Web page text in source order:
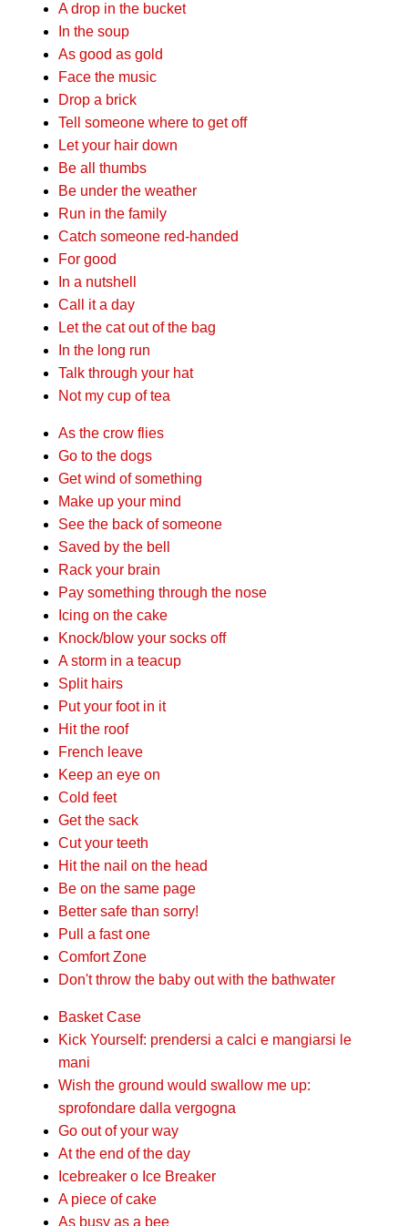
A drop in the bucket
In the soup
As good as gold
Face the music
Drop a brick
Tell someone where to get off
Let your hair down
Be all thumbs
Be under the weather
Run in the family
Catch someone red-handed
For good
In a nutshell
Call it a day
Let the cat out of the bag
In the long run
Talk through your hat
Not my cup of tea
As the crow flies
Go to the dogs
Get wind of something
Make up your mind
See the back of someone
Saved by the bell
Rack your brain
Pay something through the nose
Icing on the cake
Knock/blow your socks off
A storm in a teacup
Split hairs
Put your foot in it
Hit the roof
French leave
Keep an eye on
Cold feet
Get the sack
Cut your teeth
Hit the nail on the head
Be on the same page
Better safe than sorry!
Pull a fast one
Comfort Zone
Don't throw the baby out with the bathwater
Basket Case
Kick Yourself: prendersi a calci e mangiarsi le
mani
Wish the ground would swallow me up:
sprofondare dalla vergogna
Go out of your way
At the end of the day
Icebreaker o Ice Breaker
A piece of cake
As busy as a bee